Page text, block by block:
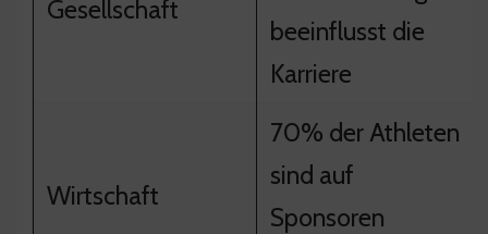
Gesellschaft
beeinflusst die
Karriere
Wirtschaft
70% der Athleten
sind auf
Sponsoren